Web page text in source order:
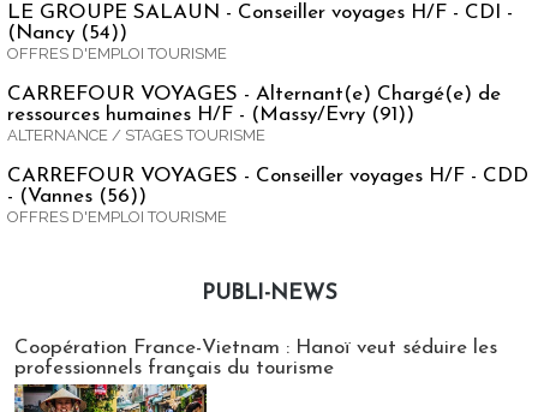
LE GROUPE SALAUN - Conseiller voyages H/F - CDI -
(Nancy (54))
OFFRES D'EMPLOI TOURISME
CARREFOUR VOYAGES - Alternant(e) Chargé(e) de
ressources humaines H/F - (Massy/Evry (91))
ALTERNANCE / STAGES TOURISME
CARREFOUR VOYAGES - Conseiller voyages H/F - CDD
- (Vannes (56))
OFFRES D'EMPLOI TOURISME
PUBLI-NEWS
Coopération France-Vietnam : Hanoï veut séduire les
professionnels français du tourisme